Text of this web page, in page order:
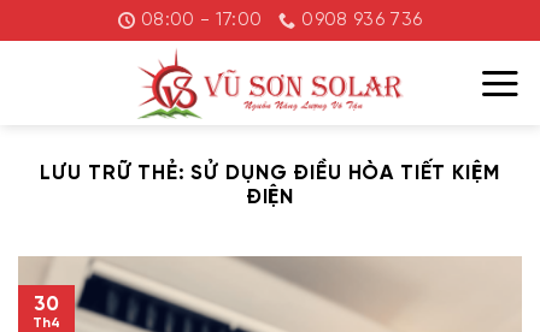
đến
08:00 - 17:00 0908 936 736
LƯU TRỮ THẺ:SỬ DỤNG ĐIỀU HÒA TIẾT KIỆM
ĐIỆN
30
Th4